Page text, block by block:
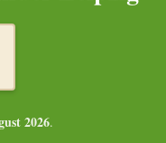
2026.